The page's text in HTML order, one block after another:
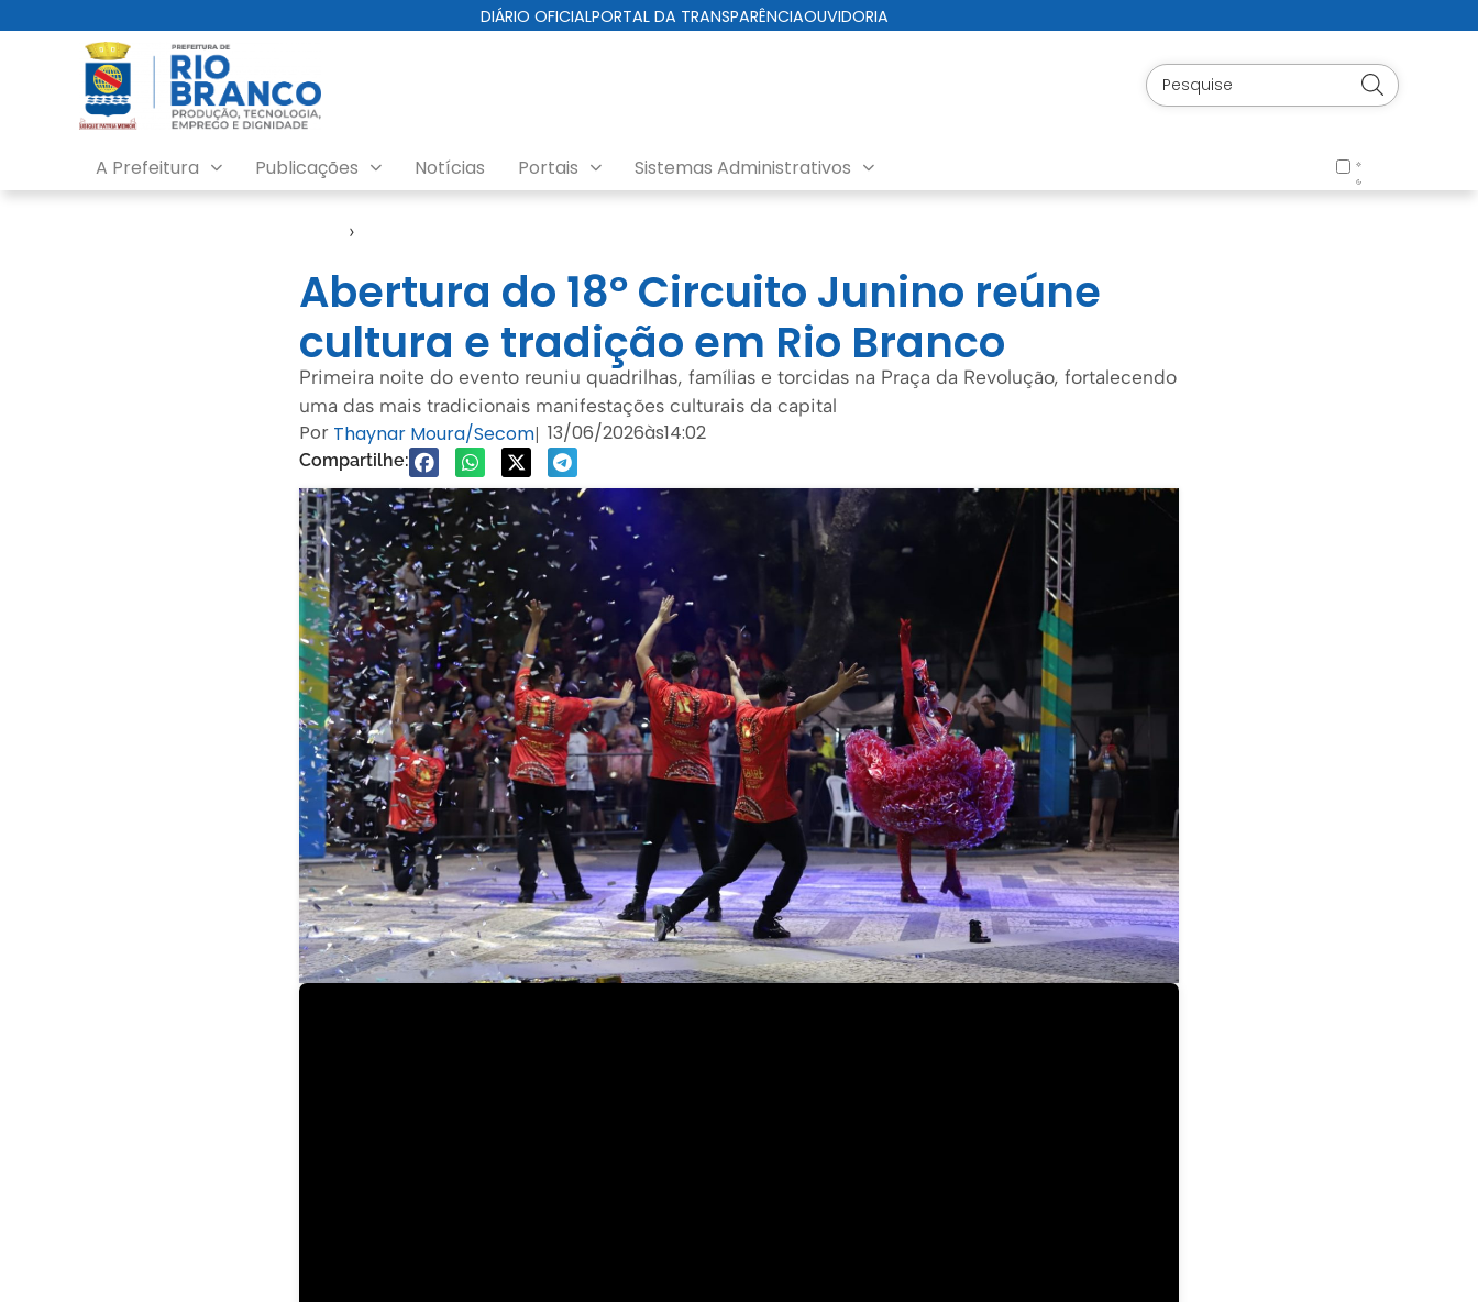
DIÁRIO OFICIALPORTAL DA TRANSPARÊNCIAOUVIDORIA
A Prefeitura Publicações Notícias Portais Sistemas Administrativos
›
Abertura do 18º Circuito Junino reúne
cultura e tradição em Rio Branco
Primeira noite do evento reuniu quadrilhas, famílias e torcidas na Praça da Revolução, fortalecendo
uma das mais tradicionais manifestações culturais da capital
Por Thaynar Moura/Secom| 13/06/2026às14:02
Compartilhe: